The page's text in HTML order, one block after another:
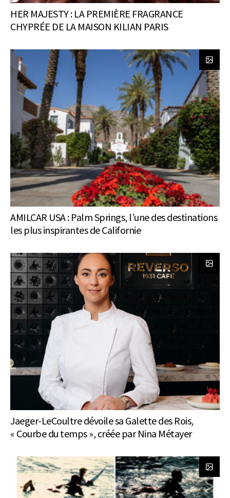
HER MAJESTY : LA PREMIÈRE FRAGRANCE
CHYPRÉE DE LA MAISON KILIAN PARIS
AMILCAR USA : Palm Springs, l’une des destinations
les plus inspirantes de Californie
Jaeger-LeCoultre dévoile sa Galette des Rois,
« Courbe du temps », créée par Nina Métayer